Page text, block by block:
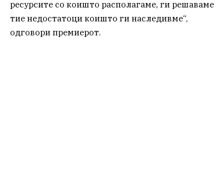
ресурсите со коишто располагаме, ги решаваме
тие недостатоци коишто ги наследивме“,
одговори премиерот.